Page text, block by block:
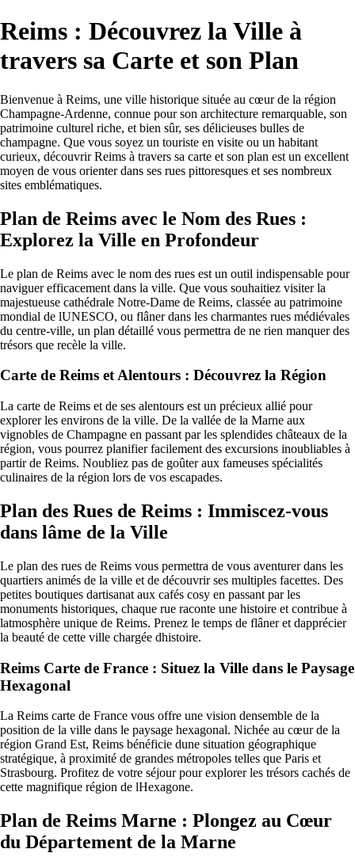
Reims : Découvrez la Ville à
travers sa Carte et son Plan
Bienvenue à Reims, une ville historique située au cœur de la région
Champagne-Ardenne, connue pour son architecture remarquable, son
patrimoine culturel riche, et bien sûr, ses délicieuses bulles de
champagne. Que vous soyez un touriste en visite ou un habitant
curieux, découvrir Reims à travers sa carte et son plan est un excellent
moyen de vous orienter dans ses rues pittoresques et ses nombreux
sites emblématiques.
Plan de Reims avec le Nom des Rues :
Explorez la Ville en Profondeur
Le plan de Reims avec le nom des rues est un outil indispensable pour
naviguer efficacement dans la ville. Que vous souhaitiez visiter la
majestueuse cathédrale Notre-Dame de Reims, classée au patrimoine
mondial de lUNESCO, ou flâner dans les charmantes rues médiévales
du centre-ville, un plan détaillé vous permettra de ne rien manquer des
trésors que recèle la ville.
Carte de Reims et Alentours : Découvrez la Région
La carte de Reims et de ses alentours est un précieux allié pour
explorer les environs de la ville. De la vallée de la Marne aux
vignobles de Champagne en passant par les splendides châteaux de la
région, vous pourrez planifier facilement des excursions inoubliables à
partir de Reims. Noubliez pas de goûter aux fameuses spécialités
culinaires de la région lors de vos escapades.
Plan des Rues de Reims : Immiscez-vous
dans lâme de la Ville
Le plan des rues de Reims vous permettra de vous aventurer dans les
quartiers animés de la ville et de découvrir ses multiples facettes. Des
petites boutiques dartisanat aux cafés cosy en passant par les
monuments historiques, chaque rue raconte une histoire et contribue à
latmosphère unique de Reims. Prenez le temps de flâner et dapprécier
la beauté de cette ville chargée dhistoire.
Reims Carte de France : Situez la Ville dans le Paysage
Hexagonal
La Reims carte de France vous offre une vision densemble de la
position de la ville dans le paysage hexagonal. Nichée au cœur de la
région Grand Est, Reims bénéficie dune situation géographique
stratégique, à proximité de grandes métropoles telles que Paris et
Strasbourg. Profitez de votre séjour pour explorer les trésors cachés de
cette magnifique région de lHexagone.
Plan de Reims Marne : Plongez au Cœur
du Département de la Marne